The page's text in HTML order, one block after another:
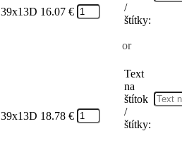
39x13D 16.07 €
/
štítky:
or
39x13D 18.78 €
Text
na
štítok
/
štítky: